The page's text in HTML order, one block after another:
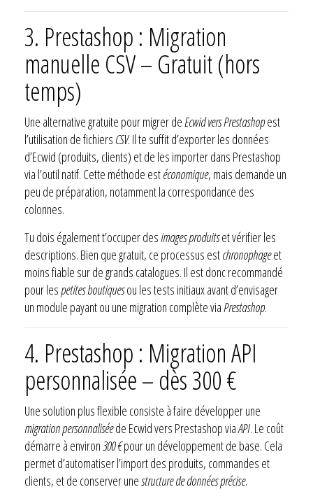
3. Prestashop : Migration
manuelle CSV – Gratuit (hors
temps)
Une alternative gratuite pour migrer deEcwid vers Prestashopest
l’utilisation de fichiers CSV. Il te suffit d’exporter les données
d’Ecwid (produits, clients) et de les importer dans Prestashop
via l’outil natif. Cette méthode estéconomique, mais demande un
peu de préparation, notamment la correspondance des
colonnes.
Tu dois également t’occuper desimages produitset vérifier les
descriptions. Bien que gratuit, ce processus estchronophageet
moins fiable sur de grands catalogues. Il est donc recommandé
pour lespetites boutiquesou les tests initiaux avant d’envisager
un module payant ou une migration complète viaPrestashop.
4. Prestashop : Migration API
personnalisée – dès 300 €
Une solution plus flexible consiste à faire développer une
migration personnaliséede Ecwid vers Prestashop viaAPI. Le coût
démarre à environ300 €pour un développement de base. Cela
permet d’automatiser l’import des produits, commandes et
clients, et de conserver unestructure de données précise.